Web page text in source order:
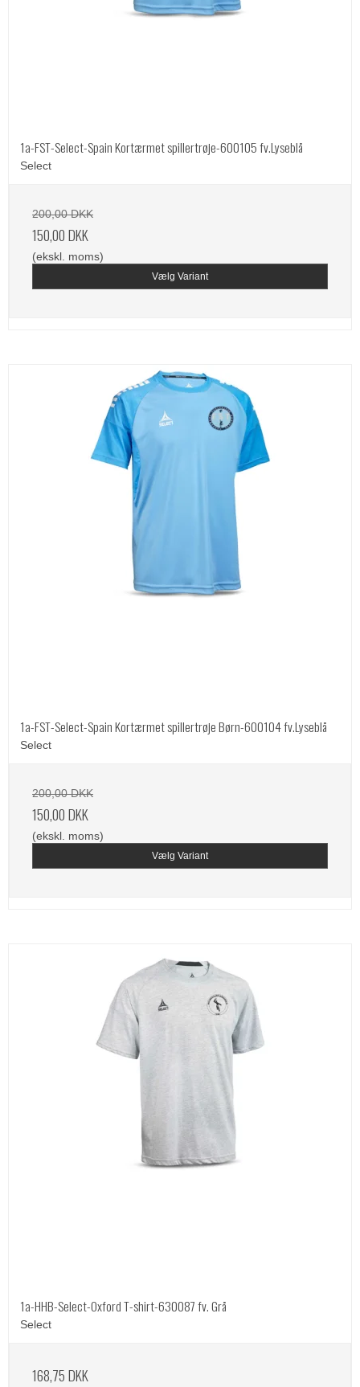
1a-FST-Select-Spain Kortærmet spillertrøje-600105 fv.Lyseblå
Select
200,00 DKK
150,00 DKK
(ekskl. moms)
Vælg Variant
1a-FST-Select-Spain Kortærmet spillertrøje Børn-600104 fv.Lyseblå
Select
200,00 DKK
150,00 DKK
(ekskl. moms)
Vælg Variant
1a-HHB-Select-Oxford T-shirt-630087 fv. Grå
Select
168,75 DKK